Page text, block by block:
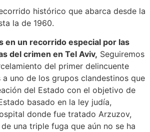
histórico que abarca desde la
la de 1960.
en un recorrido especial por las
del crimen en Tel Aviv, Seguiremos
del primer delincuente
uno de los grupos clandestinos que
del Estado con el objetivo de
basado en la ley judía,
donde fue tratado Arzuzov,
una triple fuga que aún no se ha